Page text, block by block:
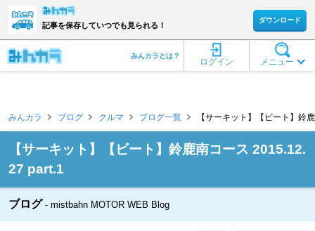
記事を保存していつでも見られる！
ダウンロード
メニュー
ログイン
みんカラとは？
みんカラ ブログ クルマ ブログ一覧 【サーキット】【ビート】鈴
【サーキット】【ビート】鈴鹿南コース 2015.12.
27 part.1
ブログ mistbahn MOTOR WEB Blog